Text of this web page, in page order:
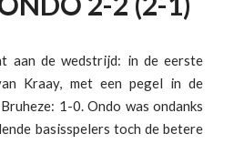
aan de wedstrijd: in de eerste
Kraay, met een pegel in de
1-0. Ondo was ondanks
basisspelers toch de betere